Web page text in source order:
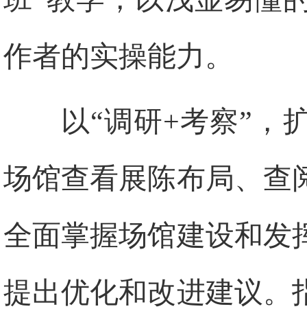
作者的实操能力。
以“调研+考察”，
场馆查看展陈布局、查
全面掌握场馆建设和发
提出优化和改进建议。